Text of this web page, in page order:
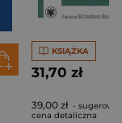
KSIĄŻKA
31,70 zł
39,00 zł -
cena detaliczna